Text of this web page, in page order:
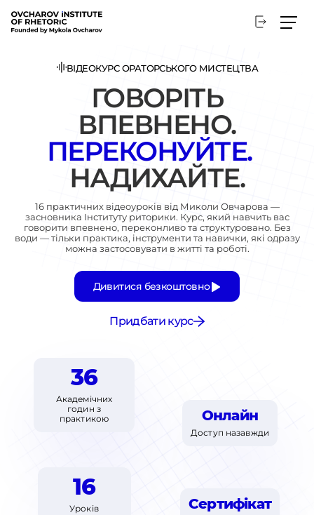
до
основного
ВІДЕОКУРС ОРАТОРСЬКОГО МИСТЕЦТВА
ГОВОРІТЬ
ВПЕВНЕНО.
ПЕРЕКОНУЙТЕ.
НАДИХАЙТЕ.
16 практичних відеоуроків від Миколи Овчарова —
засновника Інституту риторики. Курс, який навчить вас
говорити впевнено, переконливо та структуровано. Без
води — тільки практика, інструменти та навички, які одразу
можна застосовувати в житті та роботі.
Дивитися безкоштовно
Придбати курс
16
Уроків Сертифікат
Онлайн
Доступ назавжди
36
Академічних
годин з
практикою